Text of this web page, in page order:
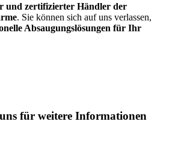
und zertifizierter Händler der
. Sie können sich auf uns verlassen,
Absaugungslösungen für Ihr
für weitere Informationen